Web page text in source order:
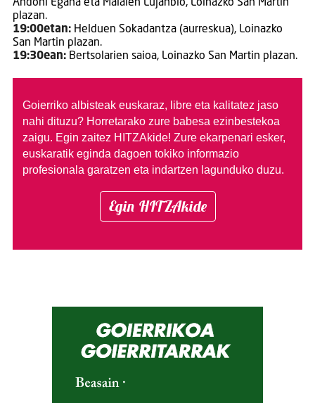
Andoni Egaña eta Maialen Lujanbio, Loinazko San Martin
plazan.
19:00etan: Helduen Sokadantza (aurreskua), Loinazko
San Martin plazan.
19:30ean:Bertsolarien saioa, Loinazko San Martin plazan.
Goierriko albisteak euskaraz, libre eta kalitatez jaso
nahi dituzu? Horretarako zure babesa ezinbestekoa
zaigu. Egin zaitez HITZAkide! Zure ekarpenari esker,
euskaratik eginda dagoen tokiko informazio
profesionala garatzen eta indartzen lagunduko duzu.
Egin HITZAkide